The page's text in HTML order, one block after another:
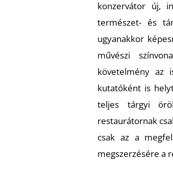
konzervátor új,
természet- és
ugyanakkor
művészi
követelmény az
kutatóként is
teljes tárgyi
restaurátornak
csak az a
megszerzésére a